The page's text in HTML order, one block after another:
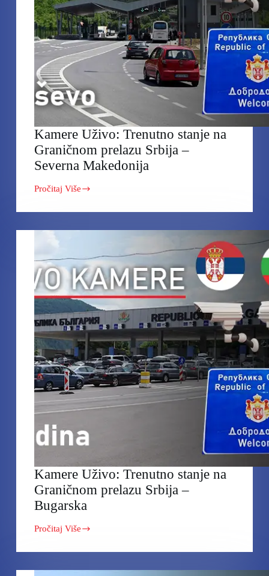
Kamere Uživo: Trenutno stanje na
Graničnom prelazu Srbija –
Severna Makedonija
Pročitaj Više
Kamere
Trenutno
Srbija
–
Severna
Makedonija
Kamere Uživo: Trenutno stanje na
Graničnom prelazu Srbija –
Bugarska
Pročitaj Više
Kamere
Trenutno